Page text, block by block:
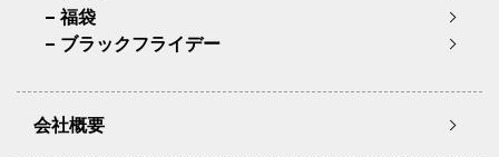
福袋
ブラックフライデー
会社概要